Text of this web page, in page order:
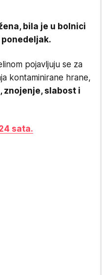
bila je u bolnici
ponedeljak.
pojavljuju se za
kontaminirane hrane,
znojenje, slabost i
sata.